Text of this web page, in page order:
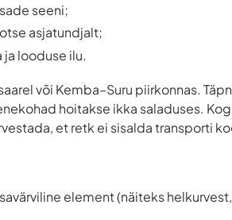
seeni;
asjatundjalt;
looduse ilu.
või Kemba–Suru piirkonnas.
hoitakse ikka saladuses.
et retk ei sisalda transporti
element (näiteks